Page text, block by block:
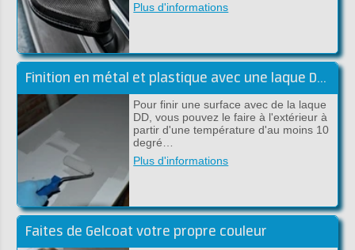
Plus d'informations
Finition en métal et plastique avec une laque DD à 2 composants
Pour finir une surface avec de la laque
DD, vous pouvez le faire à l'extérieur à
partir d'une température d'au moins 10
degré…
Plus d'informations
Faites de Gelcoat votre propre couleur